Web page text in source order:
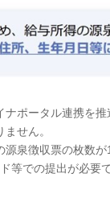
ポータル連携を
せん。
源泉徴収票の枚数
等での提出が必要